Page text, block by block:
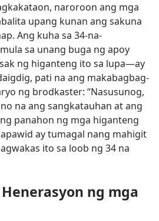
naroroon ang mga
upang kunan ang sakuna
Ang kuha sa 34-na-
sa unang buga ng apoy
ng higanteng ito sa lupa​—ay
pati na ang makabagbag-
ng brodkaster: “Nasusunog,
na ang sangkatauhan at ang
panahon ng mga higanteng
ay tumagal nang mahigit
ito sa loob ng 34 na
ng mga